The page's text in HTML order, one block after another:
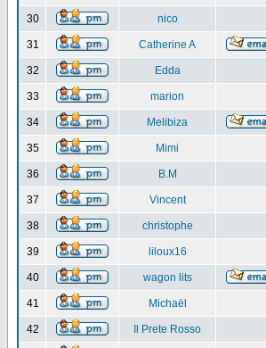
30 nico
31 Catherine A
32 Edda
33 marion
34 Melibiza
35 Mimi
36 B.M
37 Vincent
38 christophe
39 liloux16
40 wagon lits
41 Michaël
42 Il Prete Rosso